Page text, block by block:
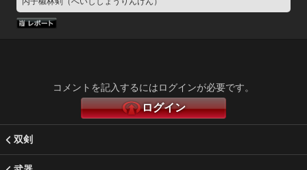
コメントを記入するにはログインが必要です。
ログイン
双剣